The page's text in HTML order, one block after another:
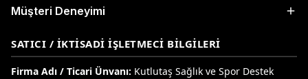
Müşteri Deneyimi
SATICI / İKTISADI İŞLETMECI BILGILERI
Firma Adı / Ticari Ünvanı: Kutlutaş Sağlık ve Spor Destek